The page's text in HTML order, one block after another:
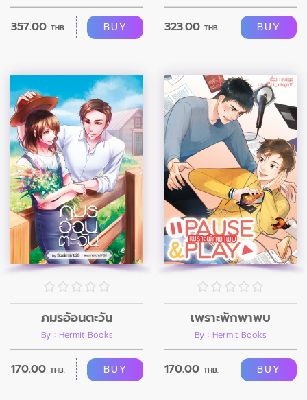
357.00 THB. BUY 323.00 THB. BUY
ภมรอ้อนตะวัน
By : Hermit Books
170.00 THB. BUY
เพราะพักพาพบ
By : Hermit Books
170.00 THB. BUY